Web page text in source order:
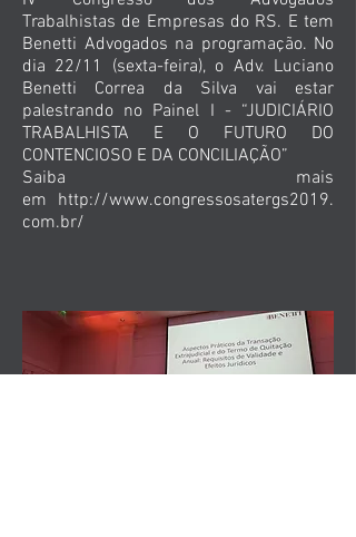
Trabalhistas de Empresas do RS. E tem
Benetti Advogados na programação. No
dia 22/11 (sexta-feira), o Adv. Luciano
Benetti Correa da Silva vai estar
palestrando no Painel I - “JUDICIÁRIO
TRABALHISTA E O FUTURO DO
CONTENCIOSO E DA CONCILIAÇÃO”
Saiba mais
em http://www.congressosatergs2019.
com.br/